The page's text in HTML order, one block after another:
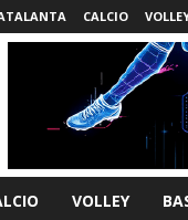
CALCIO
VOLLEY